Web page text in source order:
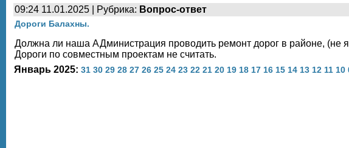
09:24 11.01.2025 | Рубрика: Вопрос-ответ
Дороги Балахны.
Должна ли наша АДминистрация проводить ремонт дорог в районе,
Дороги по совместным проектам не считать.
Январь 2025: 31 30 29 28 27 26 25 24 23 22 21 20 19 18 17 16 15 14 13 12 11 10